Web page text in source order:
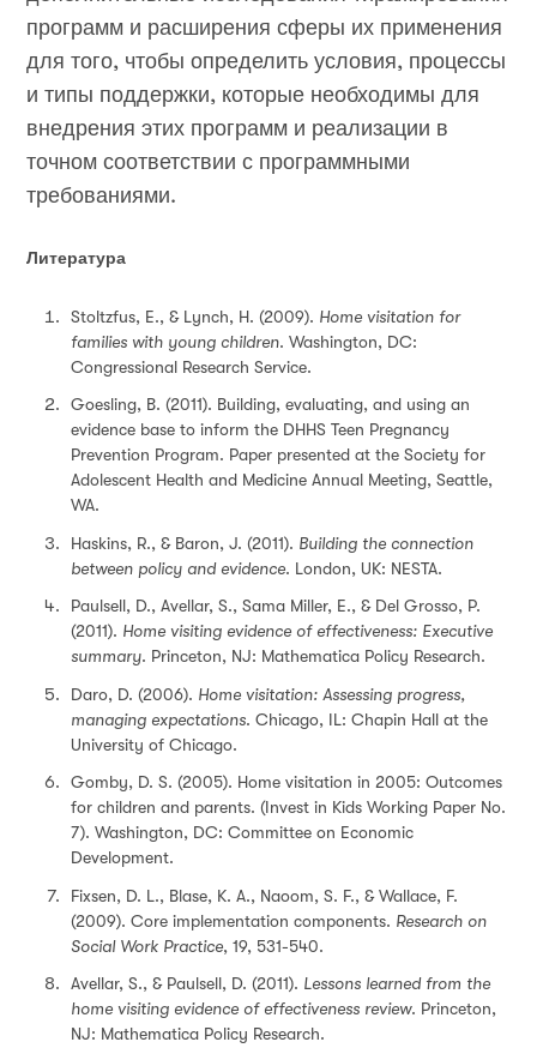
программ и расширения сферы их применения
для того, чтобы определить условия, процессы
и типы поддержки, которые необходимы для
внедрения этих программ и реализации в
точном соответствии с программными
требованиями.
Литература
Stoltzfus, E., & Lynch, H. (2009). Home visitation for
families with young children. Washington, DC:
Congressional Research Service.
Goesling, B. (2011). Building, evaluating, and using an
evidence base to inform the DHHS Teen Pregnancy
Prevention Program. Paper presented at the Society for
Adolescent Health and Medicine Annual Meeting, Seattle,
WA.
Haskins, R., & Baron, J. (2011). Building the connection
between policy and evidence. London, UK: NESTA.
Paulsell, D., Avellar, S., Sama Miller, E., & Del Grosso, P.
(2011). Home visiting evidence of effectiveness: Executive
summary. Princeton, NJ: Mathematica Policy Research.
Daro, D. (2006). Home visitation: Assessing progress,
managing expectations. Chicago, IL: Chapin Hall at the
University of Chicago.
Gomby, D. S. (2005). Home visitation in 2005: Outcomes
for children and parents. (Invest in Kids Working Paper No.
7). Washington, DC: Committee on Economic
Development.
Fixsen, D. L., Blase, K. A., Naoom, S. F., & Wallace, F.
(2009). Core implementation components. Research on
Social Work Practice, 19, 531-540.
Avellar, S., & Paulsell, D. (2011). Lessons learned from the
home visiting evidence of effectiveness review. Princeton,
NJ: Mathematica Policy Research.